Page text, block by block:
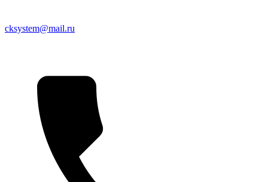
cksystem@mail.ru